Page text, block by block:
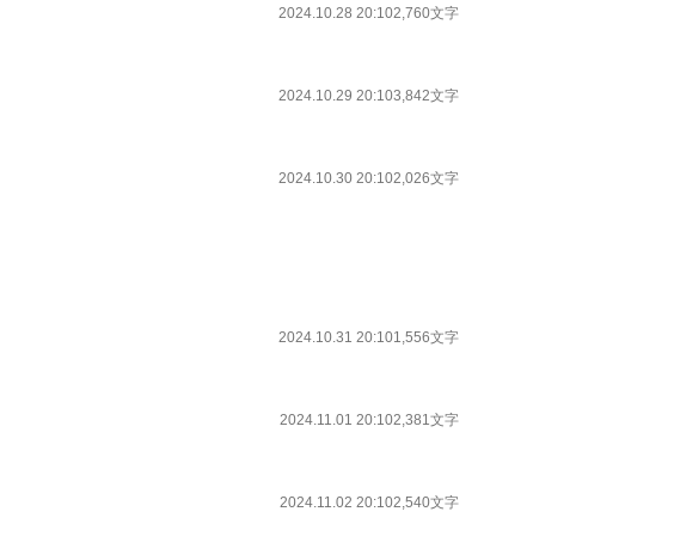
2024.10.28 20:102,760文字
2024.10.29 20:103,842文字
2024.10.30 20:102,026文字
2024.10.31 20:101,556文字
2024.11.01 20:102,381文字
2024.11.02 20:102,540文字